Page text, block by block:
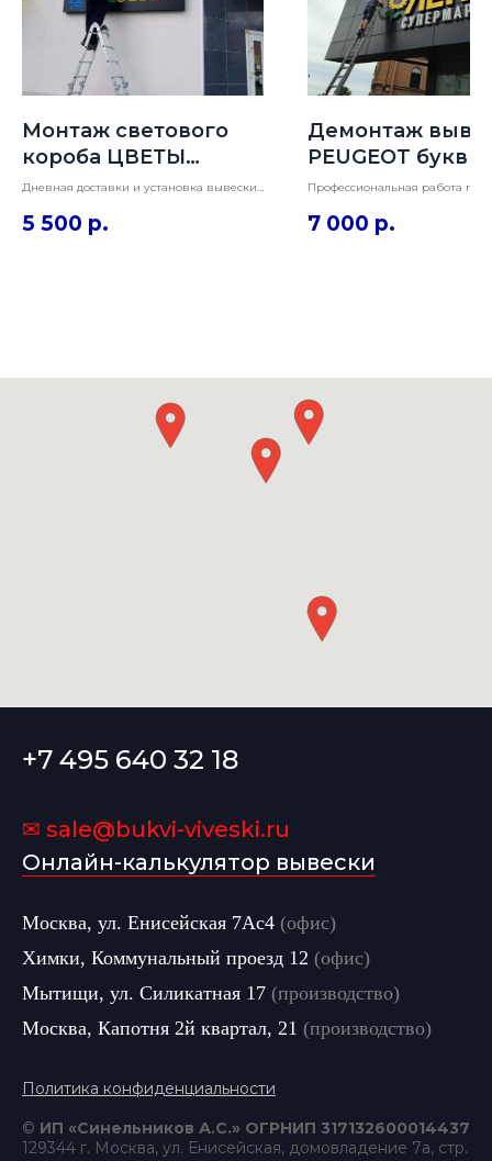
Монтаж светового
короба ЦВЕТЫ
75х200см
Дневная доставки и установка вывески
метров от земли. Для данных работ
хватает одного профессионального
5 500 р.
Демонтаж
PEUGEOT
Профессиональная работа по
Необходимо сохранить фасад
вывеску пригодной к
7 000 р.
+7 495 640 32 18
✉ sale@bukvi-viveski.ru
Онлайн-калькулятор вывески
Москва, ул. Енисейская 7Ас4 (офис)
Химки, Коммунальный проезд 12 (офис)
Мытищи, ул. Силикатная 17 (производство)
Москва, Капотня 2й квартал, 21 (производство)
Политика конфиденциальности
© ИП «Синельников А.С.» ОГРНИП 317132600014437
129344 г. Москва, ул. Енисейская, домовладение 7а, стр.